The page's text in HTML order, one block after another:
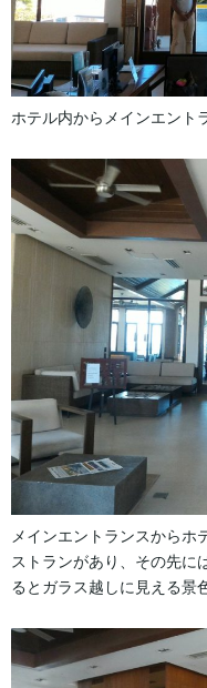
ホテル内からメインエント
メインエントランスからホ
ストランがあり、その先に
るとガラス越しに見える景